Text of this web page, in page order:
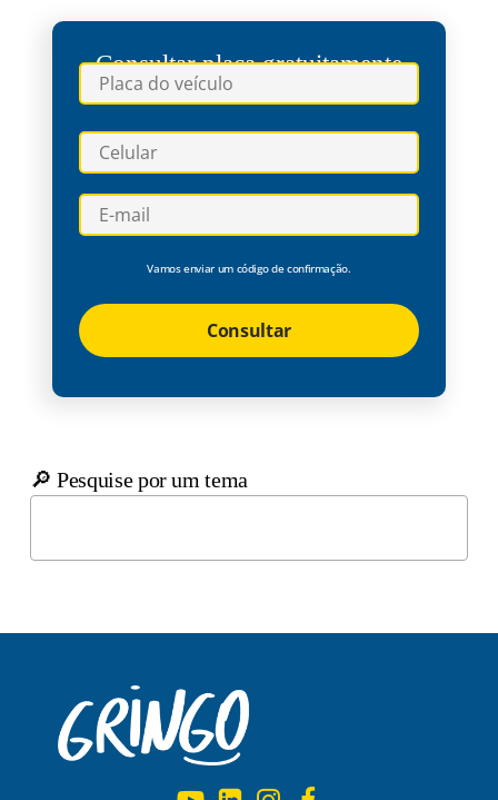
Consultar placa gratuitamente
Vamos enviar um código de confirmação.
Consultar
🔎 Pesquise por um tema